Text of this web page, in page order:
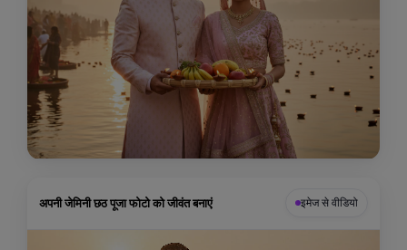
अपनी जेमिनी छठ पूजा फोटो को जीवंत बनाएं इमेज से वीडियो